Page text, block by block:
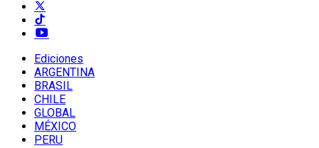
Ediciones
ARGENTINA
BRASIL
CHILE
GLOBAL
MÉXICO
PERU